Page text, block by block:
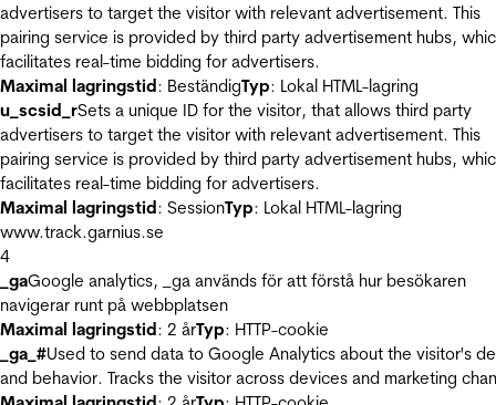
advertisers to target the visitor with relevant advertisement. This
pairing service is provided by third party advertisement hubs,
facilitates real-time bidding for advertisers.
Maximal lagringstid: BeständigTyp: Lokal HTML-lagring
u_scsid_rSets a unique ID for the visitor, that allows third party
advertisers to target the visitor with relevant advertisement. This
pairing service is provided by third party advertisement hubs,
facilitates real-time bidding for advertisers.
Maximal lagringstid: SessionTyp: Lokal HTML-lagring
www.track.garnius.se
4
_gaGoogle analytics, _ga används för att förstå hur besökaren
navigerar runt på webbplatsen
Maximal lagringstid: 2 årTyp: HTTP-cookie
_ga_#Used to send data to Google Analytics about the visitor's
and behavior. Tracks the visitor across devices and marketing